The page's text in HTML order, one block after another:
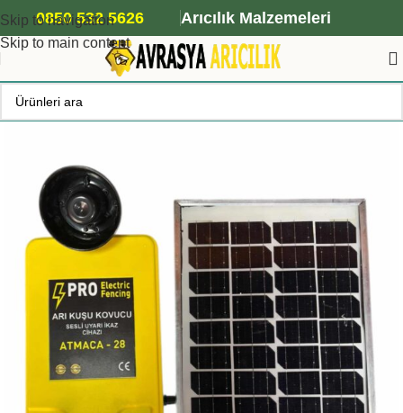
Skip to navigation
Skip to main content
ANA ARI SİPARİŞİ İÇİN TIKLAYIN
0850 532 5626 Arıcılık Malzemeleri